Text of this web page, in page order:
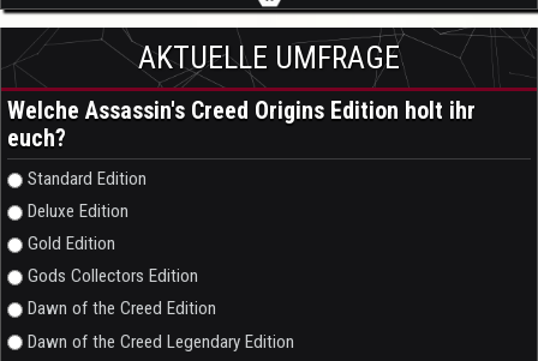
AKTUELLE UMFRAGE
Welche Assassin's Creed Origins Edition holt ihr
euch?
Auswahlmöglichkeiten
Standard Edition
Deluxe Edition
Gold Edition
Gods Collectors Edition
Dawn of the Creed Edition
Dawn of the Creed Legendary Edition